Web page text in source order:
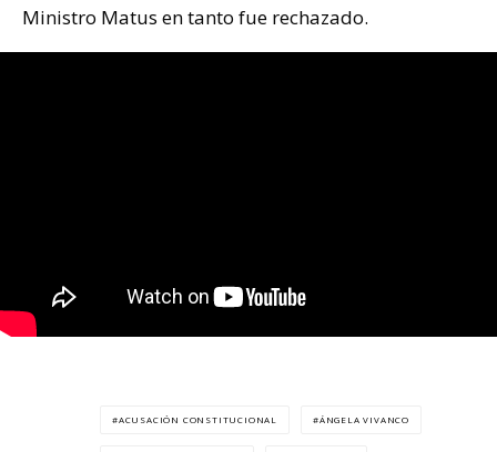
Ministro Matus en tanto fue rechazado.
ACUSACIÓN CONSTITUCIONAL ÁNGELA VIVANCO